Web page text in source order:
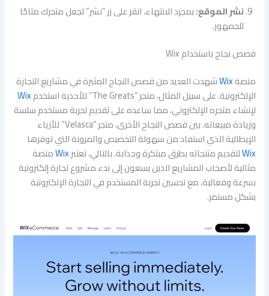
نشر الموقع:بمجرد الانتهاء، انقر على زر “نشر” لجعل متجرك متاحًا
للجمهور.
قصص نجاح باستخدام Wix
منصةWixشهدت العديد من قصص النجاح المثيرة في مشاريع التجارة
الإلكترونية. على سبيل المثال، متجر “The Greats” للأحذية استخدم
Wix
لإنشاء متجره الإلكتروني، مما ساعده على تقديم تجربة مستخدم سلسة
وزيادة مبيعاته. بين قصص النجاح الأخرى، متجر “Velasca” للأزياء
الإيطالية الذي استفاد من سهولة التخصيص والمرونة التي توفرها
Wixلتقديم منتجاته بطرق مبتكرة وجذابة. بالتالي، تعتبرWixمنصة
مثالية لأصحاب المشاريع الذين يسعون إلى بدء مشروع تجارة إلكترونية
بسرعة وفعالية، مع تحسين تجربة المستخدم في التجارة الإلكترونية
بشكل مستمر.